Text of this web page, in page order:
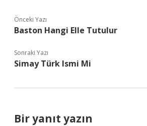
Önceki Yazı
Baston Hangi Elle Tutulur
Sonraki Yazı
Simay Türk Ismi Mi
Bir yanıt yazın